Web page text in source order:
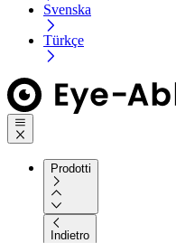
Svenska
Türkçe
Prodotti
Indietro